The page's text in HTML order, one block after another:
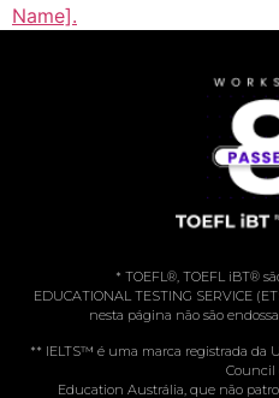
Name].
* TOEFL®️, TOEFL iBT®️
EDUCATIONAL TESTING SERVICE
nesta página não são
** IELTS™️ é uma marca registrada da
Council
Education Austrália, que não